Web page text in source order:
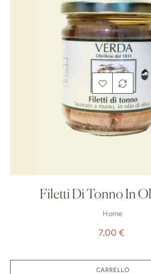
Filetti Di Tonno In
Home
Prezzo
7,00 €
CARRELLO